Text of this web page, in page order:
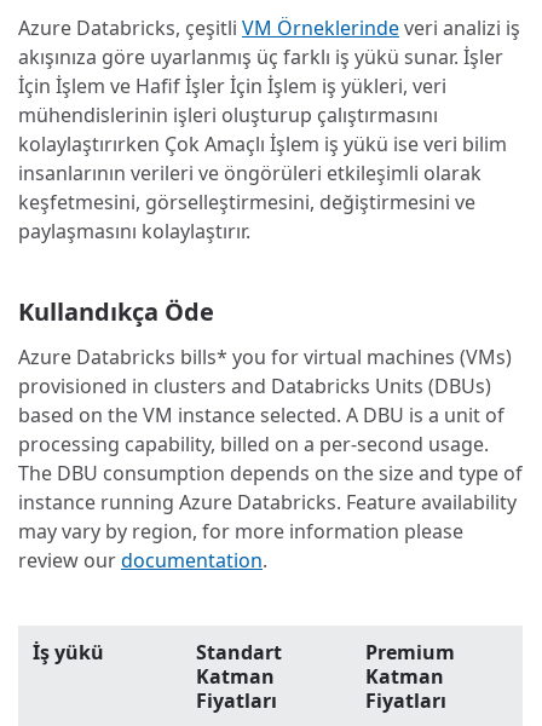
Azure Databricks, çeşitli VM Örneklerindeveri analizi iş
akışınıza göre uyarlanmış üç farklı iş yükü sunar. İşler
İçin İşlem ve Hafif İşler İçin İşlem iş yükleri, veri
mühendislerinin işleri oluşturup çalıştırmasını
kolaylaştırırken Çok Amaçlı İşlem iş yükü ise veri bilim
insanlarının verileri ve öngörüleri etkileşimli olarak
keşfetmesini, görselleştirmesini, değiştirmesini ve
paylaşmasını kolaylaştırır.
Kullandıkça Öde
Azure Databricks bills* you for virtual machines (VMs)
provisioned in clusters and Databricks Units (DBUs)
based on the VM instance selected. A DBU is a unit of
processing capability, billed on a per-second usage.
The DBU consumption depends on the size and type of
instance running Azure Databricks. Feature availability
may vary by region, for more information please
review ourdocumentation.
İş yükü
Standart
Katman
Fiyatları
Premium
Katman
Fiyatları